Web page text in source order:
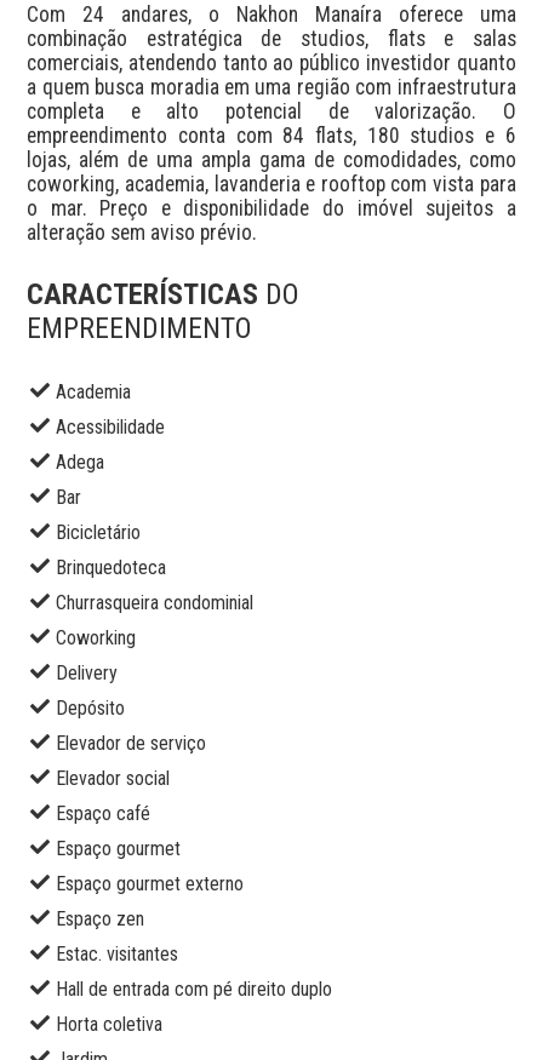
Com 24 andares, o Nakhon Manaíra oferece uma
combinação estratégica de studios, flats e salas
comerciais, atendendo tanto ao público investidor quanto
a quem busca moradia em uma região com infraestrutura
completa e alto potencial de valorização. O
empreendimento conta com 84 flats, 180 studios e 6
lojas, além de uma ampla gama de comodidades, como
coworking, academia, lavanderia e rooftop com vista para
o mar. Preço e disponibilidade do imóvel sujeitos a
alteração sem aviso prévio.
CARACTERÍSTICAS DO
EMPREENDIMENTO
Academia
Acessibilidade
Adega
Bar
Bicicletário
Brinquedoteca
Churrasqueira condominial
Coworking
Delivery
Depósito
Elevador de serviço
Elevador social
Espaço café
Espaço gourmet
Espaço gourmet externo
Espaço zen
Estac. visitantes
Hall de entrada com pé direito duplo
Horta coletiva